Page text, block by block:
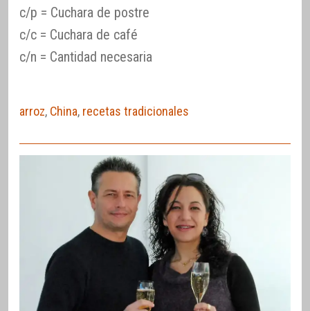
c/p = Cuchara de postre
c/c = Cuchara de café
c/n = Cantidad necesaria
arroz, China, recetas tradicionales